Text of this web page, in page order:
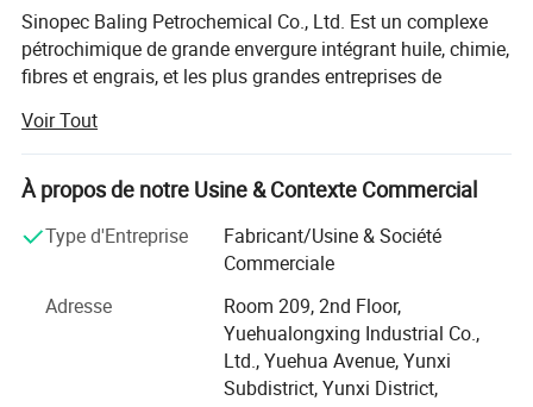
Sinopec Baling Petrochemical Co., Ltd. Est un complexe
pétrochimique de grande envergure intégrant huile, chimie,
fibres et engrais, et les plus grandes entreprises de
caprolactam et de cyclohexanone commerciales.
Bing Petrochemical Co. Ltd., affiliée à Sinopec, elle compte
14 unités affiliées, dont la division Olefin (raffinerie de
pétrole), la division cyclohexanone, la fabrique de fibres
synthétiques, la division du caoutchouc synthétique, la
thermique, Division de l'énergie, Division de
l'approvisionnement et du traitement de l'eau, Division de
l'approvisionnement et de la commercialisation,
Communauté Yunxi, Communauté urbaine et etc...
Voir Tout
À propos de notre Usine & Contexte Commercial
Type d'Entreprise
Fabricant/Usine & Société
Commerciale
Adresse
Room 209, 2nd Floor,
Yuehualongxing Industrial Co.,
Ltd., Yuehua Avenue, Yunxi
Subdistrict, Yunxi District,